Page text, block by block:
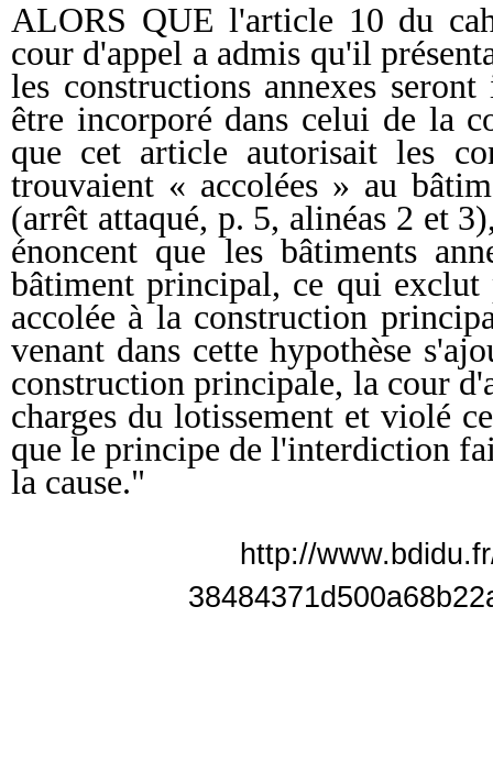
ALORS QUE l'article 10 du
cour d'appel a admis qu'il
les constructions annexes
être incorporé dans celui de la
que cet article autorisait les
trouvaient « accolées » au
(arrêt attaqué, p. 5, alinéas 2 et
énoncent que les bâtiments
bâtiment principal, ce qui
accolée à la construction
venant dans cette hypothèse
construction principale, la cour
charges du lotissement et violé
que le principe de l'interdiction
la cause."
http://